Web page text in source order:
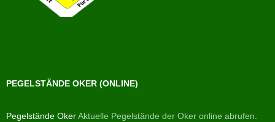
PEGELSTÄNDE OKER (ONLINE)
Pegelstände OkerAktuelle Pegelstände der Oker online abrufen.